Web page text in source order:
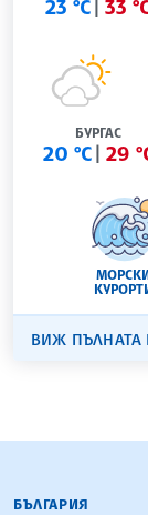
23 °C 33
БУРГАС
20 °C 29
ВИЖ ПЪЛНАТА
БЪЛГАРИЯ